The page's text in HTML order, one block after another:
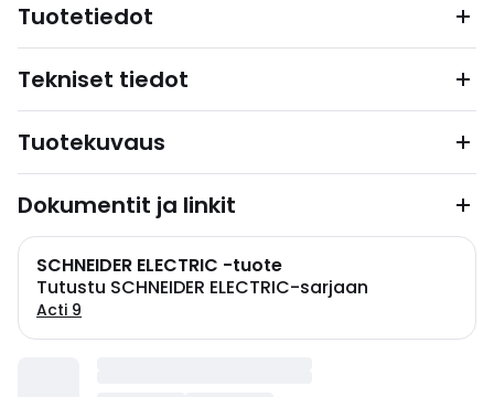
Tuotetiedot
Tekniset tiedot
Tuotekuvaus
Dokumentit ja linkit
SCHNEIDER ELECTRIC -tuote
Tutustu SCHNEIDER ELECTRIC-sarjaan
Acti 9